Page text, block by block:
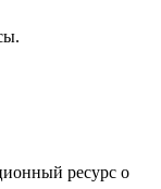
ресурс о